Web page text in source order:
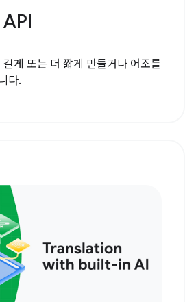
게 또는 더 짧게 만들거나 어조를
다.